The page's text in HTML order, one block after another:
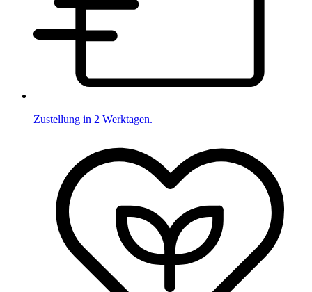
Zustellung in 2 Werktagen.